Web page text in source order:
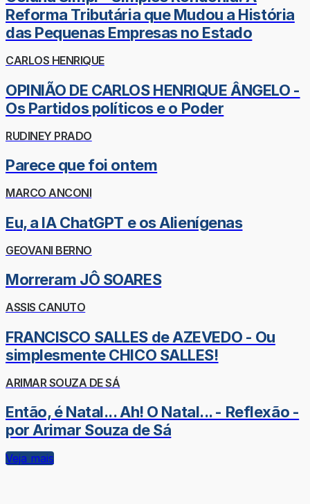
Reforma Tributária que Mudou a História
das Pequenas Empresas no Estado
CARLOS HENRIQUE
OPINIÃO DE CARLOS HENRIQUE ÂNGELO -
Os Partidos políticos e o Poder
RUDINEY PRADO
Parece que foi ontem
MARCO ANCONI
Eu, a IA ChatGPT e os Alienígenas
GEOVANI BERNO
Morreram JÔ SOARES
ASSIS CANUTO
FRANCISCO SALLES de AZEVEDO - Ou
simplesmente CHICO SALLES!
ARIMAR SOUZA DE SÁ
Então, é Natal... Ah! O Natal... - Reflexão -
por Arimar Souza de Sá
Veja mais